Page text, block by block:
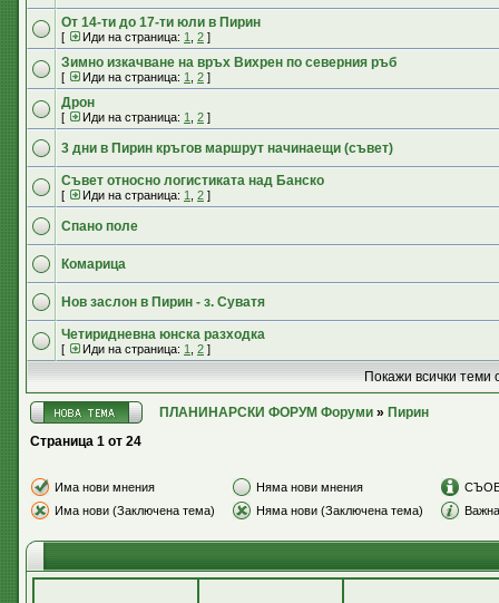
От 14-ти до 17-ти юли в Пирин
[ Иди на страница: 1 2 ]
Зимно изкачване на връх Вихрен по северния ръб
[ Иди на страница: 1 2 ]
Дрон
[ Иди на страница: 1 2 ]
3 дни в Пирин кръгов маршрут начинаещи (съвет)
Съвет относно логистиката над Банско
[ Иди на страница: 1 2 ]
Спано поле
Комарица
Нов заслон в Пирин - з. Суватя
Четиридневна юнска разходка
[ Иди на страница: 1 2 ]
Покажи всички теми
ПЛАНИНАРСКИ ФОРУМ Форуми » Пирин
Страница 1 от 24
Има нови мнения Няма нови мнения
Има нови (Заключена тема)
Няма нови (Заключена тема)